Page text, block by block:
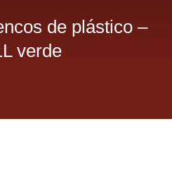
de plástico –
verde